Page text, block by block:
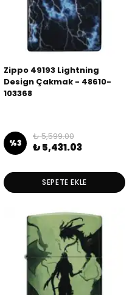
Zippo 49193 Lightning
Design Çakmak - 48610-
103368
%3
₺ 5,599.00
₺ 5,431.03
SEPETE EKLE